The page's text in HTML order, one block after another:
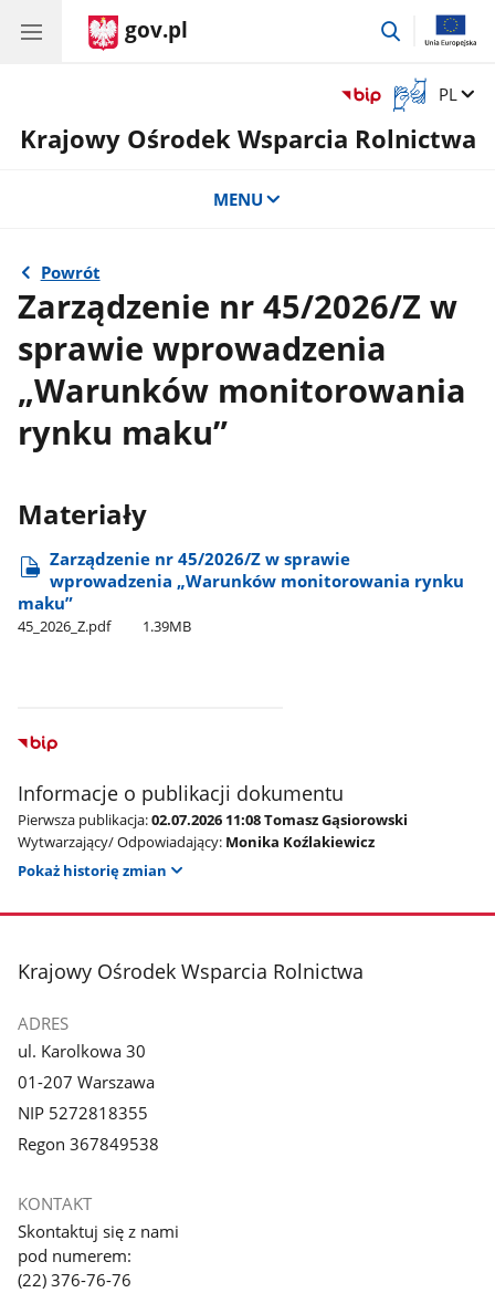
gov.pl
przejdź
Otwórz
okno
z
Zmień
PL
Krajowy Ośrodek Wsparcia Rolnictwa
MENU
Powrót
Zarządzenie nr 45/2026/Z w
sprawie wprowadzenia
„Warunków monitorowania
rynku maku”
Materiały
Zarządzenie nr 45/2026/Z w sprawie
wprowadzenia „Warunków monitorowania rynku
maku”
45​_2026​_Z.pdf 1.39MB
Informacje o publikacji dokumentu
Pierwsza publikacja:02.07.2026 11:08 Tomasz Gąsiorowski
Wytwarzający/ Odpowiadający: Monika Koźlakiewicz
Pokaż historię zmian
stopka
Krajowy Ośrodek Wsparcia Rolnictwa
ADRES
ul. Karolkowa 30
01-207 Warszawa
NIP 5272818355
Regon 367849538
KONTAKT
Skontaktuj się z nami
pod numerem:
(22) 376-76-76